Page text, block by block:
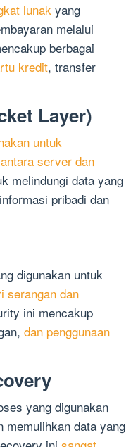
lunak yang
melalui
berbagai
kredit, transfer
Layer)
untuk
server dan
melindungi data yang
pribadi dan
digunakan untuk
serangan dan
ini mencakup
dan penggunaan
yang digunakan
memulihkan data yang